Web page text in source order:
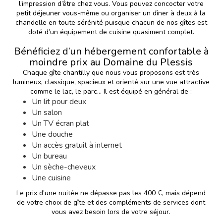
l’impression d’être chez vous. Vous pouvez concocter votre
petit déjeuner vous-même ou organiser un dîner à deux à la
chandelle en toute sérénité puisque chacun de nos gîtes est
doté d’un équipement de cuisine quasiment complet.
Bénéficiez d’un hébergement confortable à
moindre prix au Domaine du Plessis
Chaque gîte chantilly que nous vous proposons est très
lumineux, classique, spacieux et orienté sur une vue attractive
comme le lac, le parc… Il est équipé en général de :
Un lit pour deux
Un salon
Un TV écran plat
Une douche
Un accès gratuit à internet
Un bureau
Un sèche-cheveux
Une cuisine
Le prix d’une nuitée ne dépasse pas les 400 €, mais dépend
de votre choix de gîte et des compléments de services dont
vous avez besoin lors de votre séjour.